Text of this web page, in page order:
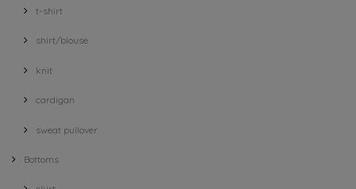
t-shirt
shirt/blouse
knit
cardigan
sweat pullover
Bottoms